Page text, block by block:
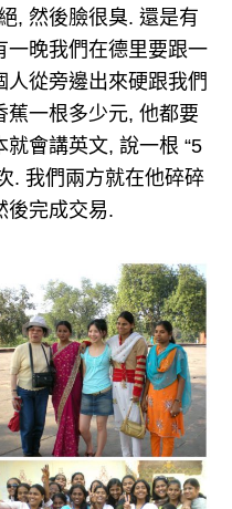
, 然後臉很臭. 還是有
一晚我們在德里要跟一
從旁邊出來硬跟我們
蕉一根多少元, 他都要
會講英文, 說一根 “5
. 我們兩方就在他碎碎
後完成交易.